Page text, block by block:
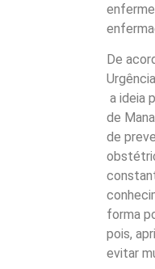
De
a ideia
de
de
forma
pois,
evitar